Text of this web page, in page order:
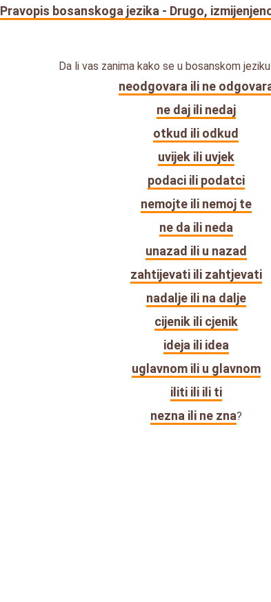
Pravopis bosanskoga jezika - Drugo,
Da li vas zanima kako se u bosanskom
neodgovara ili ne
ne daj ili nedaj
otkud ili odkud
uvijek ili uvjek
podaci ili podatci
nemojte ili nemoj te
ne da ili neda
unazad ili u nazad
zahtijevati ili zahtjevati
nadalje ili na dalje
cijenik ili cjenik
ideja ili idea
uglavnom ili u glavnom
iliti ili ili ti
nezna ili ne zna?